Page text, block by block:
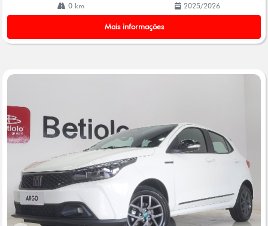
0 km 2025/2026
Mais informações